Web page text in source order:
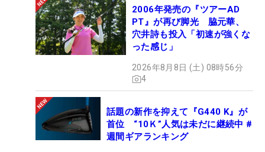
2006年発売の『ツアーAD
PT』が再び脚光 脇元華、
穴井詩も投入「初速が強くな
った感じ」
2026年8月8日 (土) 08時56分
4
話題の新作を抑えて『G440 K』が
首位 “10Ｋ”人気は未だに継続中 #
週間ギアランキング